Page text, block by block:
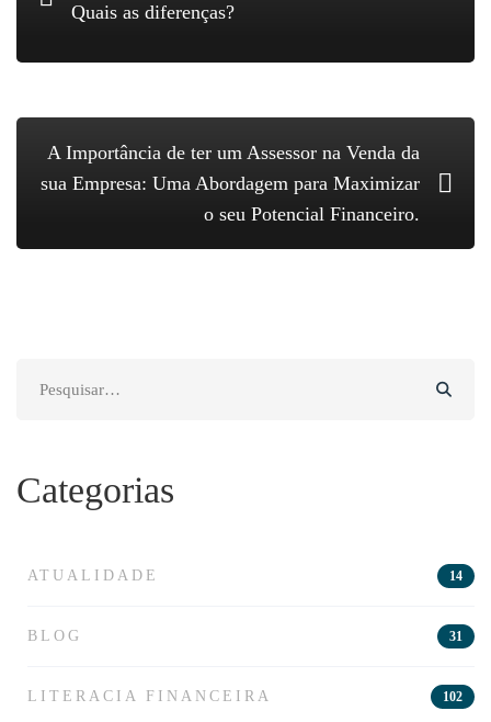
Quais as diferenças?
A Importância de ter um Assessor na Venda da
sua Empresa: Uma Abordagem para Maximizar
o seu Potencial Financeiro.
Categorias
ATUALIDADE 14
BLOG 31
LITERACIA FINANCEIRA 102